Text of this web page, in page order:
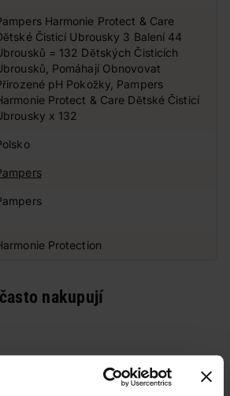
Harmonie Protect & Care
Čisticí Ubrousky 3 Balení 44
= 132 Dětských Čisticích
Pomáhají Obnovovat
pH Pokožky, Pampers
Protect & Care Dětské Čisticí
x 132
Protection
nakupují